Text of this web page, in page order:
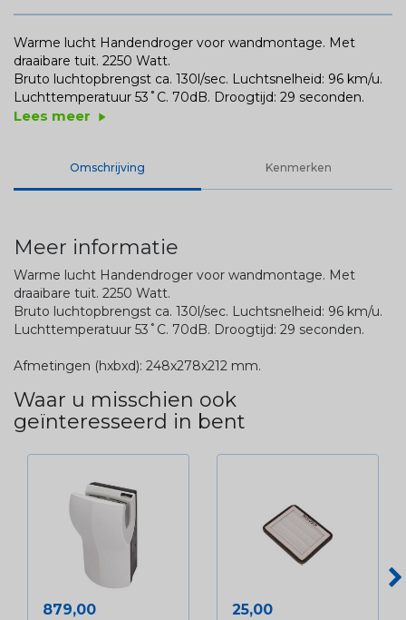
Warme lucht Handendroger voor wandmontage. Met
draaibare tuit. 2250 Watt.
Bruto luchtopbrengst ca. 130l/sec. Luchtsnelheid: 96 km/u.
Luchttemperatuur 53˚C. 70dB. Droogtijd: 29 seconden.
Lees meer play_arrow
Omschrijving Kenmerken
Meer informatie
Warme lucht Handendroger voor wandmontage. Met
draaibare tuit. 2250 Watt.
Bruto luchtopbrengst ca. 130l/sec. Luchtsnelheid: 96 km/u.
Luchttemperatuur 53˚C. 70dB. Droogtijd: 29 seconden.
Afmetingen (hxbxd): 248x278x212 mm.
Waar u misschien ook
geïnteresseerd in bent
Prijs
879,00 Prijs
25,00